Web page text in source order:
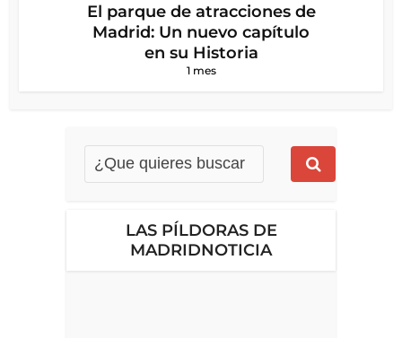
El parque de atracciones de
Madrid: Un nuevo capítulo
en su Historia
1 mes
LAS PÍLDORAS DE
MADRIDNOTICIA